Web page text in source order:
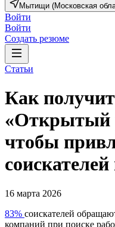
Мытищи (Московская
Войти
Войти
Создать резюме
Статьи
Как
«Открытый
чтобы
16 марта 2026
83% соискателей
компаний при поиске